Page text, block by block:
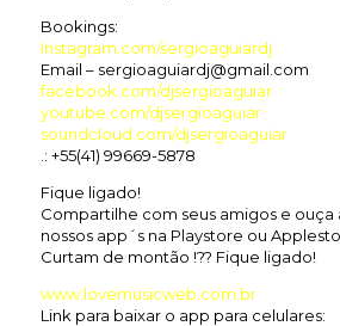
Bookings:
Instagram.com/sergioaguiardj
Email – sergioaguiardj@gmail.com
facebook.com/djsergioaguiar
youtube.com/djsergioaguiar
soundcloud.com/djsergioaguiar
.: +55(41) 99669-5878
Fique ligado!
Compartilhe com seus amigos e ouça
nossos app´s na Playstore ou
Curtam de montão !?? Fique ligado!
www.lovemusicweb.com.br
Link para baixar o app para celulares: